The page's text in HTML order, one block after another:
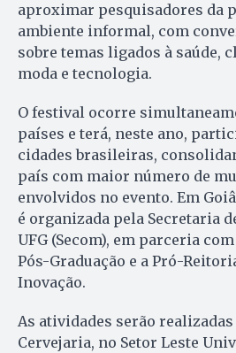
aproximar pesquisadores da
ambiente informal, com
sobre temas ligados à saúde,
moda e tecnologia.
O festival ocorre
países e terá, neste ano,
cidades brasileiras,
país com maior número de
envolvidos no evento. Em
é organizada pela Secretaria
UFG (Secom), em parceria
Pós-Graduação e a Pró-
Inovação.
As atividades serão realizadas
Cervejaria, no Setor Leste